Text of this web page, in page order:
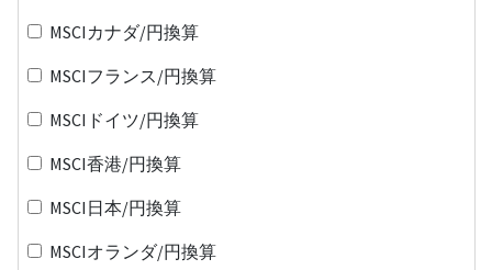
MSCIカナダ/円換算
MSCIフランス/円換算
MSCIドイツ/円換算
MSCI香港/円換算
MSCI日本/円換算
MSCIオランダ/円換算